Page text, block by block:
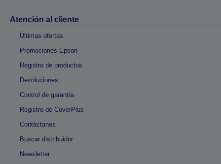
Atención al cliente
Últimas ofertas
Promociones Epson
Registro de productos
Devoluciones
Control de garantía
Registro de CoverPlus
Contáctanos
Buscar distribuidor
Newsletter